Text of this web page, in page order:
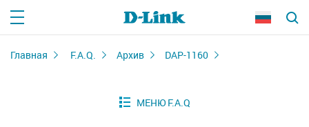
Главная F.A.Q. Архив DAP-1160